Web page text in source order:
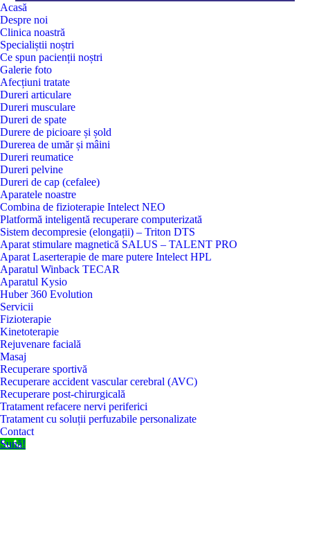
Acasă
Despre noi
Clinica noastră
Specialiștii noștri
Ce spun pacienții noștri
Galerie foto
Afecțiuni tratate
Dureri articulare
Dureri musculare
Dureri de spate
Durere de picioare și șold
Durerea de umăr și mâini
Dureri reumatice
Dureri pelvine
Dureri de cap (cefalee)
Aparatele noastre
Combina de fizioterapie Intelect NEO
Platformă inteligentă recuperare computerizată
Sistem decompresie (elongații) – Triton DTS
Aparat stimulare magnetică SALUS – TALENT PRO
Aparat Laserterapie de mare putere Intelect HPL
Aparatul Winback TECAR
Aparatul Kysio
Huber 360 Evolution
Servicii
Fizioterapie
Kinetoterapie
Rejuvenare facială
Masaj
Recuperare sportivă
Recuperare accident vascular cerebral (AVC)
Recuperare post-chirurgicală
Tratament refacere nervi periferici
Tratament cu soluții perfuzabile personalizate
Contact
Sună!